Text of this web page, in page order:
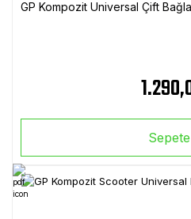
GP Kompozit Universal Çift